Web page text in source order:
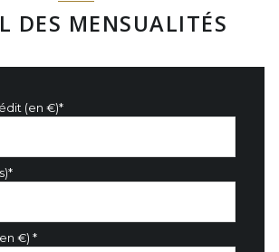
DES MENSUALITÉS
(en €)*
€) *